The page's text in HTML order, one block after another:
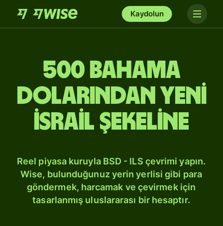
Kaydolun
500 Bahama
dolarından Yeni
İsrail şekeline
Reel piyasa kuruyla BSD - ILS çevrimi yapın.
Wise, bulunduğunuz yerin yerlisi gibi para
göndermek, harcamak ve çevirmek için
tasarlanmış uluslararası bir hesaptır.